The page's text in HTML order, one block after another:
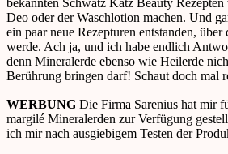
bekannten Schwatz Katz Beauty
Deo oder der Waschlotion machen. Und
ein paar neue Rezepturen entstanden,
werde. Ach ja, und ich habe endlich
denn Mineralerde ebenso wie Heilerde
Berührung bringen darf! Schaut doch mal
WERBUNG Die Firma Sarenius hat mir
margilé Mineralerden zur Verfügung
ich mir nach ausgiebigem Testen der